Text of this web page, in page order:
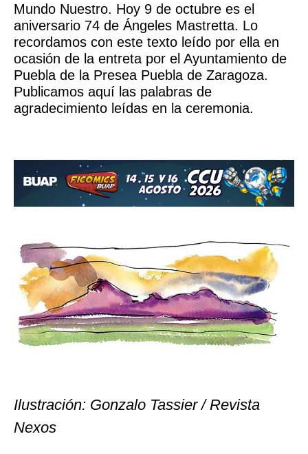
Mundo Nuestro. Hoy 9 de octubre es el
aniversario 74 de Ángeles Mastretta. Lo
recordamos con este texto leído por ella en
ocasión de la entreta por el Ayuntamiento de
Puebla de la Presea Puebla de Zaragoza.
Publicamos aquí las palabras de
agradecimiento leídas en la ceremonia.
Ilustración: Gonzalo Tassier / Revista
Nexos